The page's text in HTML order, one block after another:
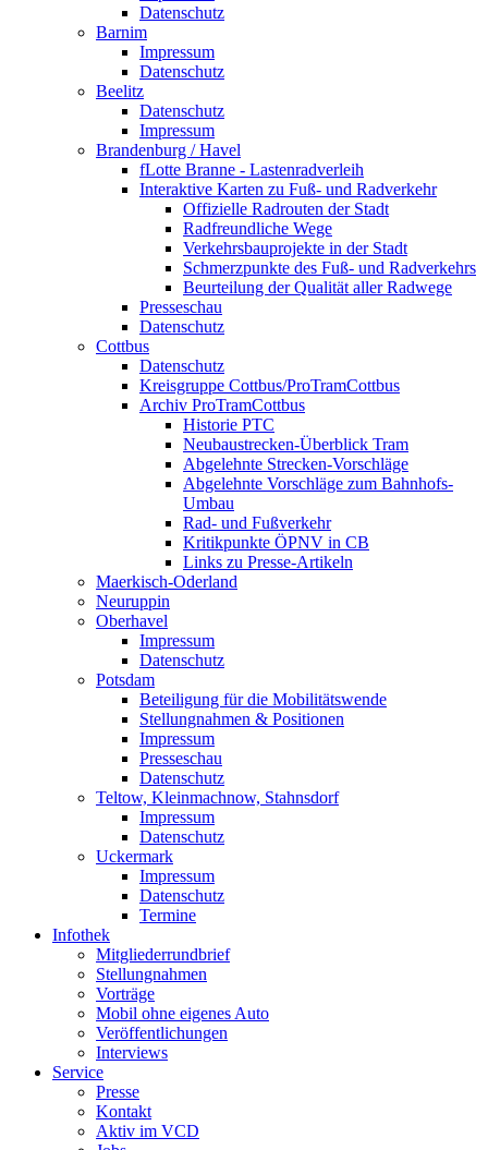
Datenschutz
Barnim
Impressum
Datenschutz
Beelitz
Datenschutz
Impressum
Brandenburg / Havel
fLotte Branne - Lastenradverleih
Interaktive Karten zu Fuß- und Radverkehr
Offizielle Radrouten der Stadt
Radfreundliche Wege
Verkehrsbauprojekte in der Stadt
Schmerzpunkte des Fuß- und Radverkehrs
Beurteilung der Qualität aller Radwege
Presseschau
Datenschutz
Cottbus
Datenschutz
Kreisgruppe Cottbus/ProTramCottbus
Archiv ProTramCottbus
Historie PTC
Neubaustrecken-Überblick Tram
Abgelehnte Strecken-Vorschläge
Abgelehnte Vorschläge zum Bahnhofs-
Umbau
Rad- und Fußverkehr
Kritikpunkte ÖPNV in CB
Links zu Presse-Artikeln
Maerkisch-Oderland
Neuruppin
Oberhavel
Impressum
Datenschutz
Potsdam
Beteiligung für die Mobilitätswende
Stellungnahmen & Positionen
Impressum
Presseschau
Datenschutz
Teltow, Kleinmachnow, Stahnsdorf
Impressum
Datenschutz
Uckermark
Impressum
Datenschutz
Termine
Infothek
Mitgliederrundbrief
Stellungnahmen
Vorträge
Mobil ohne eigenes Auto
Veröffentlichungen
Interviews
Service
Presse
Kontakt
Aktiv im VCD